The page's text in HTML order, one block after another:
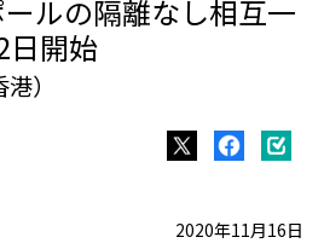
ルの隔離なし相互一
日開始
）
2020年11月16日